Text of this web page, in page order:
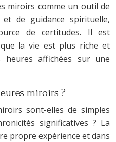
miroirs comme un outil de
de guidance spirituelle,
de certitudes. Il est
la vie est plus riche et
heures affichées sur une
miroirs ?
sont-elles de simples
significatives ? La
propre expérience et dans